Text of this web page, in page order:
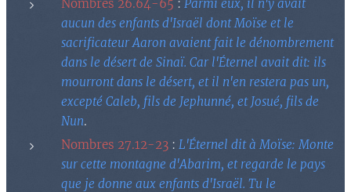
Nombres 26.64-65 : Parmi eux, il n'y avait
aucun des enfants d'Israël dont Moïse et le
sacrificateur Aaron avaient fait le dénombrement
dans le désert de Sinaï. Car l'Éternel avait dit: ils
mourront dans le désert, et il n'en restera pas un,
excepté Caleb, fils de Jephunné, et Josué, fils de
Nun.
Nombres 27.12-23 : L'Éternel dit à Moïse: Monte
sur cette montagne d'Abarim, et regarde le pays
que je donne aux enfants d'Israël. Tu le